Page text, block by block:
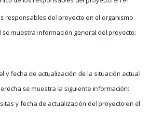
responsables del proyecto en el organismo
se muestra información general del proyecto:
y fecha de actualización de la situación actual
se muestra la siguiente información:
y fecha de actualización del proyecto en el